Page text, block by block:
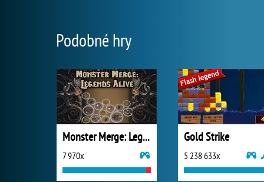
Podobné hry
Monster Merge: Legends Alive
7 970x
Gold Strike
5 238 633x